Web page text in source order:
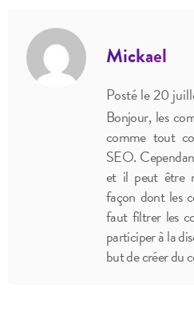
Mickael
Posté le 20
Bonjour, les
comme tout
SEO.
et il peut être
façon dont les
faut filtrer les
participer à la
but de créer du